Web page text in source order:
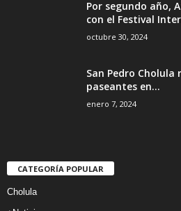
Por segundo año,
con el Festival
octubre 30, 2024
San Pedro Cholula
paseantes en...
enero 7, 2024
CATEGORÍA POPULAR
Cholula